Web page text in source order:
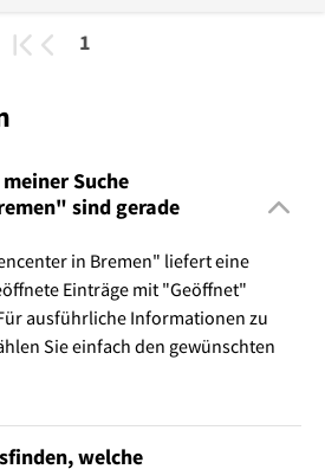
1
Suche
sind gerade
in Bremen" liefert eine
Einträge mit "Geöffnet"
ausführliche Informationen zu
Sie einfach den gewünschten
welche